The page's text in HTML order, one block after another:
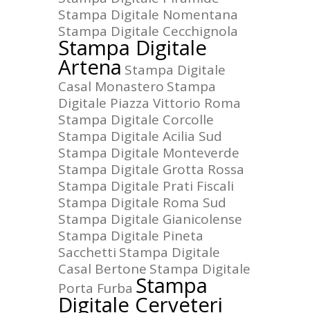
Stampa Digitale Nomentana
Stampa Digitale Cecchignola
Stampa Digitale
Artena Stampa Digitale
Casal Monastero Stampa
Digitale Piazza Vittorio Roma
Stampa Digitale Corcolle
Stampa Digitale Acilia Sud
Stampa Digitale Monteverde
Stampa Digitale Grotta Rossa
Stampa Digitale Prati Fiscali
Stampa Digitale Roma Sud
Stampa Digitale Gianicolense
Stampa Digitale Pineta
Sacchetti Stampa Digitale
Casal Bertone Stampa Digitale
Porta Furba Stampa
Digitale Cerveteri